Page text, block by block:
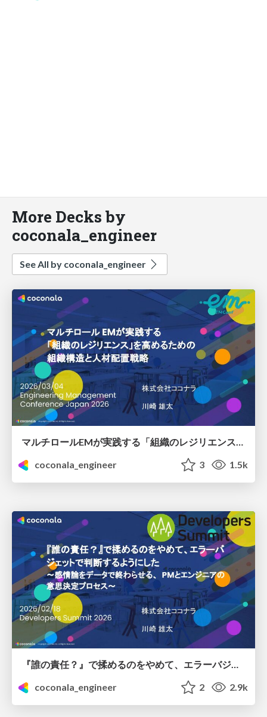
More Decks by
coconala_engineer
See All by coconala_engineer
マルチロールEMが実践する「組織のレジリエンス」を高めるための組織構造と人材配置戦略
coconala_engineer
3 1.5k
coconala_engineer
2 2.9k